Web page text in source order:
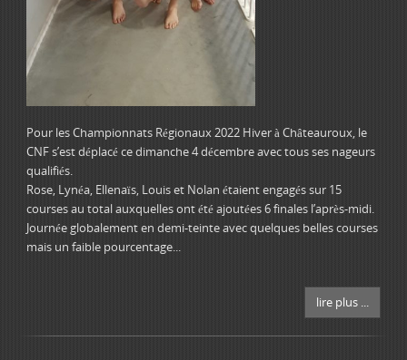
Pour les Championnats Régionaux 2022 Hiver à Châteauroux, le
CNF s’est déplacé ce dimanche 4 décembre avec tous ses nageurs
qualifiés.
Rose, Lynéa, Ellenaïs, Louis et Nolan étaient engagés sur 15
courses au total auxquelles ont été ajoutées 6 finales l’après-midi.
Journée globalement en demi-teinte avec quelques belles courses
mais un faible pourcentage...
lire plus ...